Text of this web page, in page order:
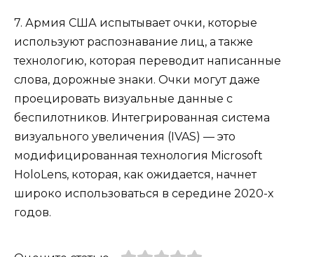
7. Армия США испытывает очки, которые
используют распознавание лиц, а также
технологию, которая переводит написанные
слова, дорожные знаки. Очки могут даже
проецировать визуальные данные с
беспилотников. Интегрированная система
визуального увеличения (IVAS) — это
модифицированная технология Microsoft
HoloLens, которая, как ожидается, начнет
широко использоваться в середине 2020-х
годов.